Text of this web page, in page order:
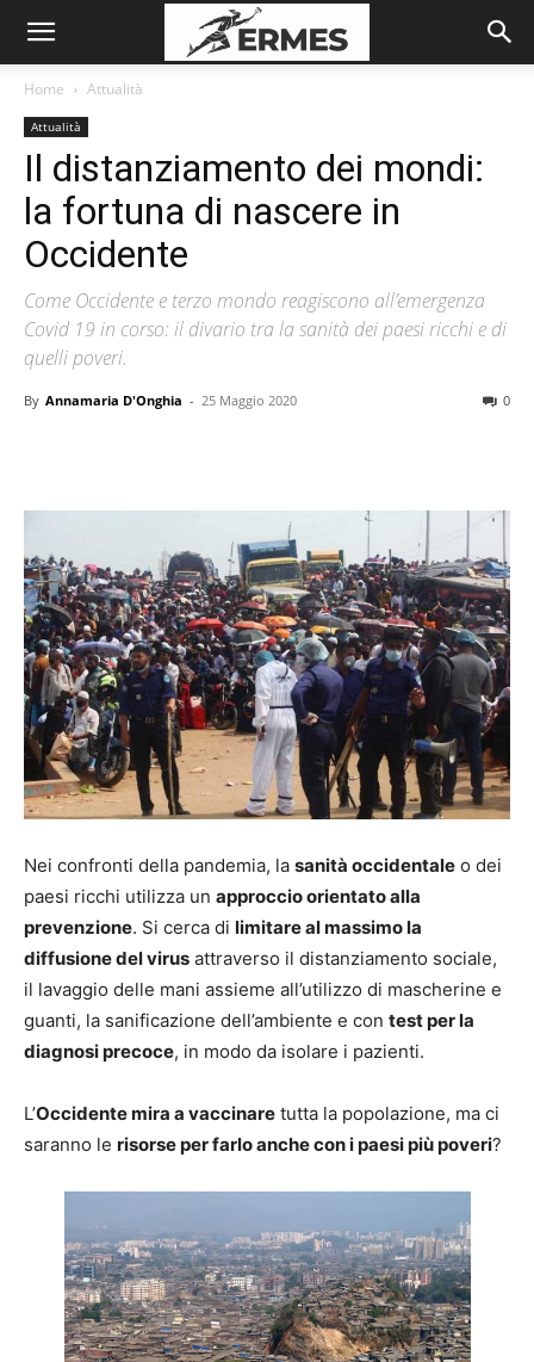
Home Attualità
Attualità
Il distanziamento dei mondi:
la fortuna di nascere in
Occidente
Come Occidente e terzo mondo reagiscono all’emergenza
Covid 19 in corso: il divario tra la sanità dei paesi ricchi e di
quelli poveri.
By Annamaria D'Onghia - 25 Maggio 2020 0
Nei confronti della pandemia, la sanità occidentale o dei
paesi ricchi utilizza un approccio orientato alla
prevenzione. Si cerca di limitare al massimo la
diffusione del virus attraverso il distanziamento sociale,
il lavaggio delle mani assieme all’utilizzo di mascherine e
guanti, la sanificazione dell’ambiente e con test per la
diagnosi precoce, in modo da isolare i pazienti.
L’Occidente mira a vaccinare tutta la popolazione, ma ci
saranno le risorse per farlo anche con i paesi più poveri?